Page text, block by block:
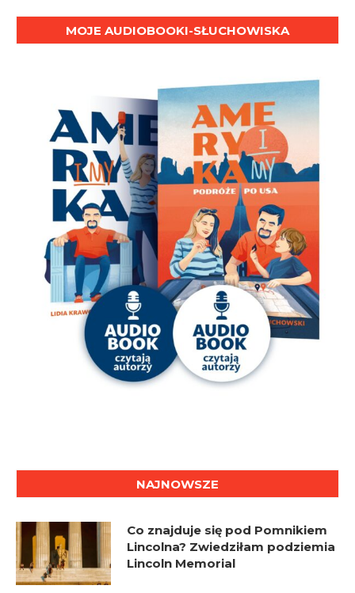
MOJE AUDIOBOOKI-SŁUCHOWISKA
NAJNOWSZE
Co znajduje się pod Pomnikiem
Lincolna? Zwiedziłam podziemia
Lincoln Memorial